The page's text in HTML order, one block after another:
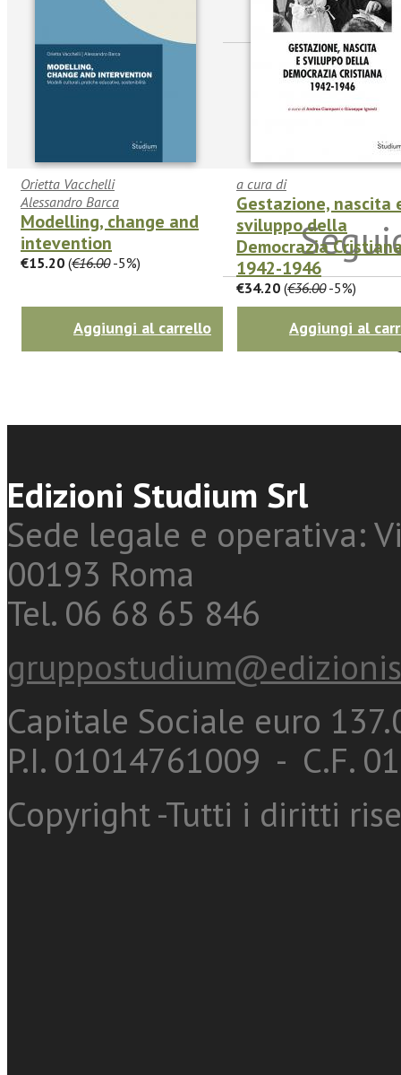
Orietta Vacchelli
Alessandro Barca
Modelling, change and
intevention
€15.20 (€16.00-5%)
Aggiungi al carrello
a cura di
Gestazione, nascita
sviluppo della
Democrazia
1942-1946
€34.20 (€36.00-5%)
Aggiungi al
Edizioni Studium Srl
Sede legale e operativa:
00193 Roma
Tel. 06 68 65 846
Capitale Sociale euro
P.I. 01014761009 - C.F.
Copyright -Tutti i diritti